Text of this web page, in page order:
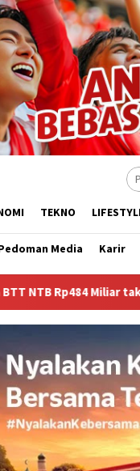
TEKNO
Media Karir
Muncul dalam LHP